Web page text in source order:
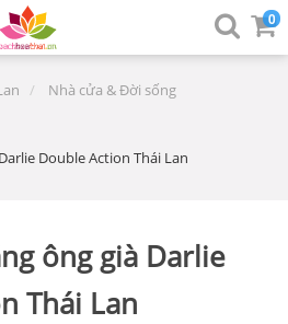
0
Nhà cửa & Đời sống
Double Action Thái Lan
ông già Darlie
Thái Lan